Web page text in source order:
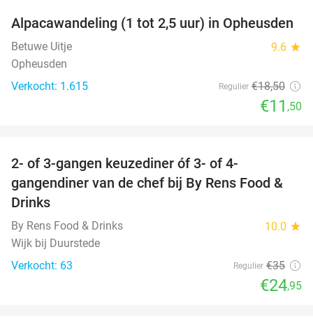
38%
Alpacawandeling (1 tot 2,5 uur) in Opheusden
Betuwe Uitje 9.6 star
Opheusden
Verkocht: 1.615
Regulier €18,50
€11 ,50
2- of 3-gangen keuzediner óf 3- of 4-
gangendiner van de chef bij By Rens Food &
Drinks
By Rens Food & Drinks 10.0 star
Wijk bij Duurstede
Verkocht: 63
Regulier €35
€24,95